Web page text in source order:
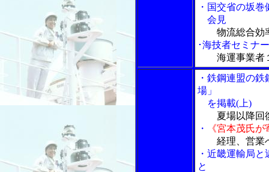
・国交省の坂
会見
物流総合効
･海技者セミナ
海運事業者
・鉄鋼連盟の
場」
を掲載(上)
夏場以降回
・
《宮本茂氏が
経理、営業
・近畿運輸局
と